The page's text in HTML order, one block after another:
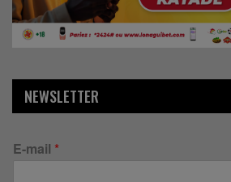
NEWSLETTER
E-mail *